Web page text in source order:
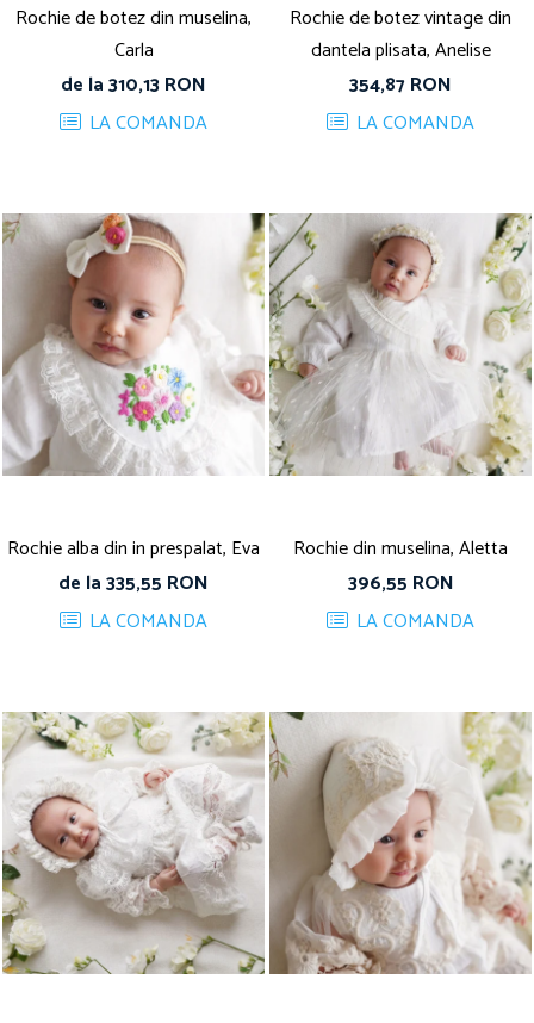
Rochie de botez din muselina,
Carla
de la 310,13 RON
LA COMANDA
Rochie de botez vintage din
dantela plisata, Anelise
354,87 RON
LA COMANDA
Rochie alba din in prespalat, Eva
de la 335,55 RON
LA COMANDA
Rochie din muselina, Aletta
396,55 RON
LA COMANDA